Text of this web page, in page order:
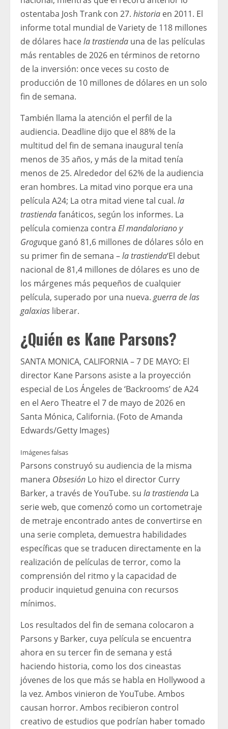
ostentaba Josh Trank con 27. historia en 2011. El
informe total mundial de Variety de 118 millones
de dólares hacela trastienda una de las películas
más rentables de 2026 en términos de retorno
de la inversión: once veces su costo de
producción de 10 millones de dólares en un solo
fin de semana.
También llama la atención el perfil de la
audiencia. Deadline dijo que el 88% de la
multitud del fin de semana inaugural tenía
menos de 35 años, y más de la mitad tenía
menos de 25. Alrededor del 62% de la audiencia
eran hombres. La mitad vino porque era una
película A24; La otra mitad viene tal cual. la
trastiendafanáticos, según los informes. La
película comienza contra El mandaloriano y
Groguque ganó 81,6 millones de dólares sólo en
su primer fin de semana –la trastienda‘El debut
nacional de 81,4 millones de dólares es uno de
los márgenes más pequeños de cualquier
película, superado por una nueva. guerra de las
galaxias liberar.
¿Quién es Kane Parsons?
SANTA MONICA, CALIFORNIA – 7 DE MAYO: El
director Kane Parsons asiste a la proyección
especial de Los Ángeles de ‘Backrooms’ de A24
en el Aero Theatre el 7 de mayo de 2026 en
Santa Mónica, California. (Foto de Amanda
Edwards/Getty Images)
Imágenes falsas
Parsons construyó su audiencia de la misma
manera Obsesión Lo hizo el director Curry
Barker, a través de YouTube. su la trastienda La
serie web, que comenzó como un cortometraje
de metraje encontrado antes de convertirse en
una serie completa, demuestra habilidades
específicas que se traducen directamente en la
realización de películas de terror, como la
comprensión del ritmo y la capacidad de
producir inquietud genuina con recursos
mínimos.
Los resultados del fin de semana colocaron a
Parsons y Barker, cuya película se encuentra
ahora en su tercer fin de semana y está
haciendo historia, como los dos cineastas
jóvenes de los que más se habla en Hollywood a
la vez. Ambos vinieron de YouTube. Ambos
causan horror. Ambos recibieron control
creativo de estudios que podrían haber tomado